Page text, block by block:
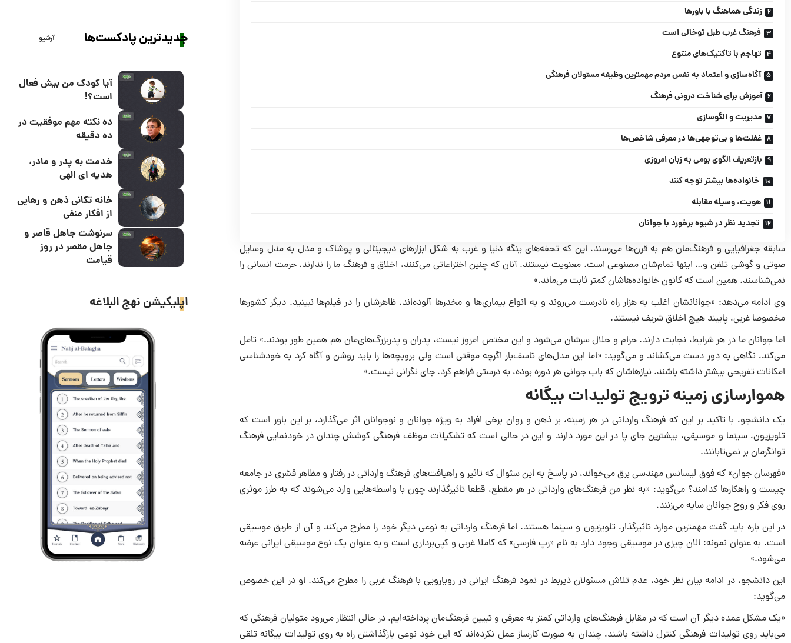
زندگى هماهنگ با باورها
فرهنگ غرب طبل توخالى است
تهاجم با تاکتیک‌هاى متنوع
آگاه‌سازى و اعتماد به نفس مردم مهمترین وظیفه مسئولان فرهنگى
آموزش براى شناخت درونى فرهنگ
مدیریت و الگوسازى
غفلت‌ها و بى‌توجهى‌ها در معرفى شاخص‌ها
بازتعریف الگوى بومى به زبان امروزى
خانواده‌ها بیشتر توجه کنند
هویت، وسیله مقابله
تجدید نظر در شیوه برخورد با جوانان
سابقه جغرافیایى و فرهنگ‌مان هم به قرن‌ها مى‌رسند. این که تحفه‌هاى ینگه دنیا و غرب به شکل ابزارهاى دیجیتالى و پوشاک و مدل به مدل وسایل
صوتى و گوشى تلفن و… اینها تمام‌شان مصنوعى است. معنویت نیستند. آنان که چنین اختراعاتى مى‌کنند، اخلاق و فرهنگ ما را ندارند. حرمت انسانى را
نمى‌شناسند. همین است که کانون خانواده‌هاشان کمتر ثابت مى‌ماند.»
وى ادامه مى‌دهد: «جوانانشان اغلب به هزار راه نادرست مى‌روند و به انواع بیمارى‌ها و مخدرها آلوده‌اند. ظاهرشان را در فیلم‌ها نبینید. دیگر کشورها
مخصوصا غربى، پایبند هیچ اخلاق شریف نیستند.
اما جوانان ما در هر شرایط، نجابت دارند. حرام و حلال سرشان مى‌شود و این مختص امروز نیست، پدران و پدربزرگ‌هاى‌مان هم همین طور بودند.» تامل
مى‌کند، نگاهى به دور دست مى‌کشاند و مى‌گوید: «اما این مدل‌هاى تاسف‌بار اگرچه موقتى است ولى بروبچه‌ها را باید روشن و آگاه کرد به خودشناسى
امکانات تفریحى بیشتر داشته باشند. نیازهاشان که باب جوانى هر دوره بوده، به درستى فراهم کرد. جاى نگرانى نیست.»
هموارسازى زمینه ترویج تولیدات بیگانه
یک دانشجو، با تاکید بر این که فرهنگ وارداتى در هر زمینه، بر ذهن و روان برخى افراد به ویژه جوانان و نوجوانان اثر مى‌گذارد، بر این باور است که
تلویزیون، سینما و موسیقى، بیشترین جاى پا در این مورد دارند و این در حالى است که تشکیلات موظف فرهنگى کوشش چندان در خودنمایى فرهنگ
توانگرمان بر نمى‌تابانند.
«فهرسان جوان» که فوق لیسانس مهندسى برق مى‌خواند، در پاسخ به این سئوال که تاثیر و راهیافت‌هاى فرهنگ وارداتى در رفتار و مظاهر قشرى در جامعه
چیست و راهکارها کدامند؟ مى‌گوید: «به نظر من فرهنگ‌هاى وارداتى در هر مقطع، قطعا تاثیرگذارند چون با واسطه‌هایى وارد مى‌شوند که به طرز موثرى
روى فکر و روح جوانان سایه مى‌زنند.
در این باره باید گفت مهمترین موارد تاثیرگذار، تلویزیون و سینما هستند. اما فرهنگ وارداتى به نوعى دیگر خود را مطرح مى‌کند و آن از طریق موسیقى
است. به عنوان نمونه: الان چیزى در موسیقى وجود دارد به نام «رپ فارسى» که کاملا غربى و کپى‌بردارى است و به عنوان یک نوع موسیقى ایرانى عرضه
مى‌شود.»
این دانشجو، در ادامه بیان نظر خود، عدم تلاش مسئولان ذیربط در نمود فرهنگ ایرانى در رویارویى با فرهنگ غربى را مطرح مى‌کند. او در این خصوص
مى‌گوید:
«یک مشکل عمده دیگر آن است که در مقابل فرهنگ‌هاى وارداتى کمتر به معرفى و تبیین فرهنگ‌مان پرداخته‌ایم. در حالى انتظار مى‌رود متولیان فرهنگى که
مى‌باید روى تولیدات فرهنگى کنترل داشته باشند، چندان به صورت کارساز عمل نکرده‌اند که این خود نوعى بازگذاشتن راه به روى تولیدات بیگانه تلقى
جدیدترین پادکست‌ها آرشیو
آیا کودک من بیش فعال
است؟!
ده نکته مهم موفقیت در
ده دقیقه
خدمت به پدر و مادر،
هدیه ای الهی
خانه تکانی ذهن و رهایی
از افکار منفی
سرنوشت جاهل قاصر و
جاهل مقصر در روز
قیامت
اپلیکیشن نهج البلاغه